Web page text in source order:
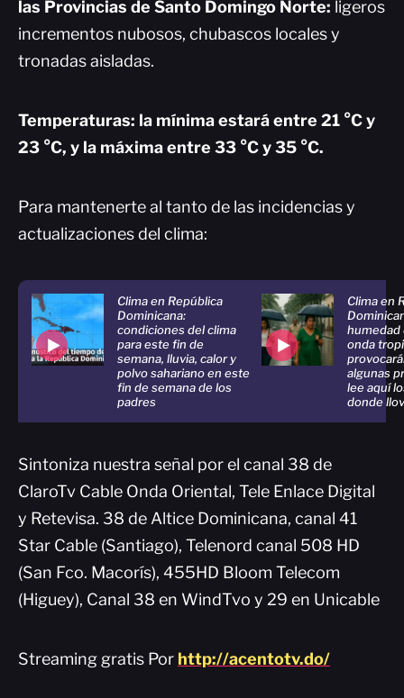
las Provincias de Santo Domingo Norte: ligeros
incrementos nubosos, chubascos locales y
tronadas aisladas.
Temperaturas: la mínima estará entre 21 °C y
23 °C, y la máxima entre 33 °C y 35 °C.
Para mantenerte al tanto de las incidencias y
actualizaciones del clima:
Clima en República
Dominicana:
condiciones del clima
para este fin de
semana, lluvia, calor y
polvo sahariano en este
fin de semana de los
padres
Clima en
humedad
onda
algunas
lee aquí
donde
Sintoniza nuestra señal por el canal 38 de
ClaroTv Cable Onda Oriental, Tele Enlace Digital
y Retevisa. 38 de Altice Dominicana, canal 41
Star Cable (Santiago), Telenord canal 508 HD
(San Fco. Macorís), 455HD Bloom Telecom
(Higuey), Canal 38 en WindTvo y 29 en Unicable
Streaming gratis Por http://acentotv.do/